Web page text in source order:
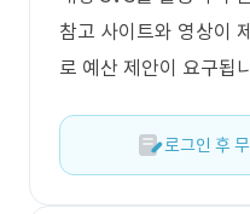
참고 사이트와 영상이
로 예산 제안이 요구됩
로그인 후